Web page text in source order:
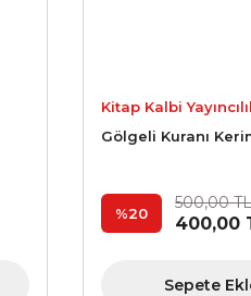
Kitap Kalbi
Gölgeli Kuranı
%20
500,00
400,00
Sepete